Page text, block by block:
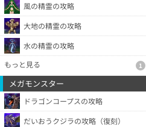
風の精霊の攻略
大地の精霊の攻略
水の精霊の攻略
もっと見る
1
メガモンスター
ドラゴンコープスの攻略
だいおうクジラの攻略（復刻）